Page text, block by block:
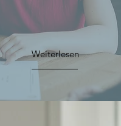
Weiterlesen